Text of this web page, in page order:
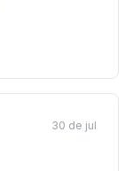
30 de jul